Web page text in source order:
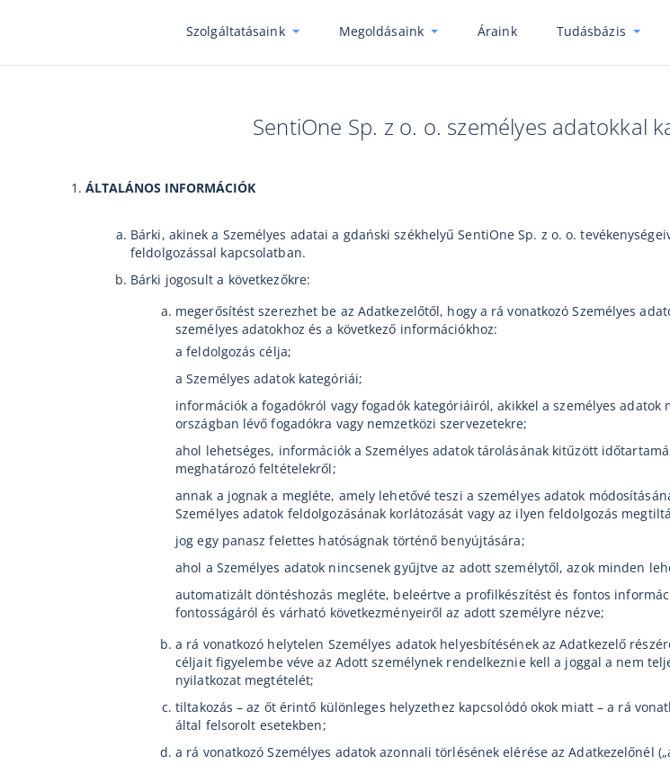
Szolgáltatásaink Megoldásaink Áraink Tudásbázis
SentiOne Sp. z o. o. személyes adatokkal
ÁLTALÁNOS INFORMÁCIÓK
Bárki, akinek a Személyes adatai a gdański székhelyű SentiOne Sp. z o. o.
feldolgozással kapcsolatban.
Bárki jogosult a következőkre:
megerősítést szerezhet be az Adatkezelőtől, hogy a rá vonatkozó Személyes
személyes adatokhoz és a következő információkhoz:
a feldolgozás célja;
a Személyes adatok kategóriái;
információk a fogadókról vagy fogadók kategóriáiról, akikkel a személyes
országban lévő fogadókra vagy nemzetközi szervezetekre;
ahol lehetséges, információk a Személyes adatok tárolásának kitűzött
meghatározó feltételekről;
annak a jognak a megléte, amely lehetővé teszi a személyes adatok
Személyes adatok feldolgozásának korlátozását vagy az ilyen feldolgozás
jog egy panasz felettes hatóságnak történő benyújtására;
ahol a Személyes adatok nincsenek gyűjtve az adott személytől, azok minden
automatizált döntéshozás megléte, beleértve a profilkészítést és fontos
fontosságáról és várható következményeiről az adott személyre nézve;
a rá vonatkozó helytelen Személyes adatok helyesbítésének az Adatkezelő
céljait figyelembe véve az Adott személynek rendelkeznie kell a joggal a nem
nyilatkozat megtételét;
tiltakozás – az őt érintő különleges helyzethez kapcsolódó okok miatt – a rá
által felsorolt esetekben;
a rá vonatkozó Személyes adatok azonnali törlésének elérése az Adatkezelőnél